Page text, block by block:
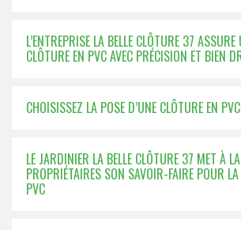
L’ENTREPRISE LA BELLE CLÔTURE 37 ASSURE
CLÔTURE EN PVC AVEC PRÉCISION ET BIEN
CHOISISSEZ LA POSE D’UNE CLÔTURE EN
LE JARDINIER LA BELLE CLÔTURE 37 MET À
PROPRIÉTAIRES SON SAVOIR-FAIRE POUR
PVC